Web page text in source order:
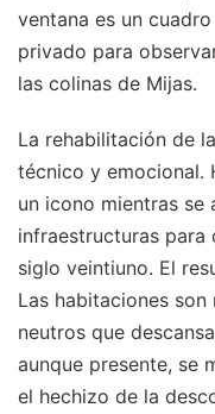
ventana es un
privado para
las colinas de Mijas.
La rehabilitación de
técnico y emocional.
un icono mientras se
infraestructuras para
siglo veintiuno. El
Las habitaciones
neutros que
aunque presente, se
el hechizo de la